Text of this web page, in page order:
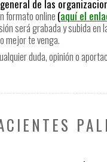
de las
formato online (aquí el
será grabada y subida
mejor te venga.
duda, opinión o